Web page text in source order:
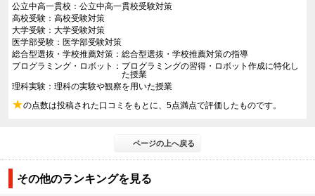
公立中高一貫校
公立中高一貫校受験対策
高校受験
高校受験対策
大学受験
大学受験対策
医学部受験
医学部受験対策
総合型選抜・学校推薦対策
総合型選抜・学校推薦対策の指導
プログラミング・ロボット
プログラミングの習得・ロボット作成に特化し
た授業
理科実験
理科の実験や観察を用いた授業
★の点数は投稿された口コミをもとに、5点満点で評価したものです。
ページの上へ戻る
その他のランキングを見る